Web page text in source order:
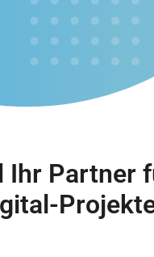
Ihr Partner